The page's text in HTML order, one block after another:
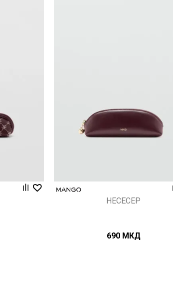
НЕСЕСЕР
690 МКД